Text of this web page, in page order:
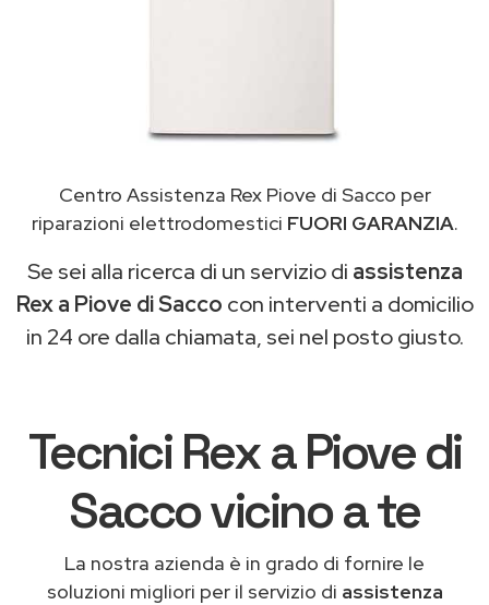
Centro Assistenza Rex Piove di Sacco per
riparazioni elettrodomestici FUORI GARANZIA.
Se sei alla ricerca di un servizio di assistenza
Rex a Piove di Sacco con interventi a domicilio
in 24 ore dalla chiamata, sei nel posto giusto.
Tecnici Rex a Piove di
Sacco vicino a te
La nostra azienda è in grado di fornire le
soluzioni migliori per il servizio di assistenza